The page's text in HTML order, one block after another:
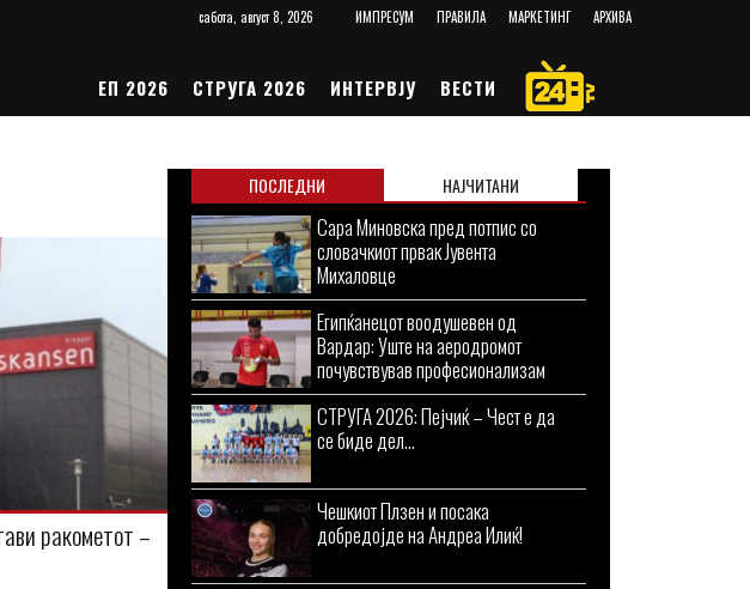
сабота, август 8, 2026 ИМПРЕСУМ ПРАВИЛА МАРКЕТИНГ АРХИВА
ЕП 2026 СТРУГА 2026 ИНТЕРВЈУ ВЕСТИ
ракометот –
ПОСЛЕДНИ НАЈЧИТАНИ
Сара Миновска пред потпис со
словачкиот првак Јувента
Михаловце
Египќанецот воодушевен од
Вардар: Уште на аеродромот
почувствував професионализам
СТРУГА 2026: Пејчиќ – Чест е да
се биде дел...
Чешкиот Плзен и посака
добредојде на Андреа Илиќ!